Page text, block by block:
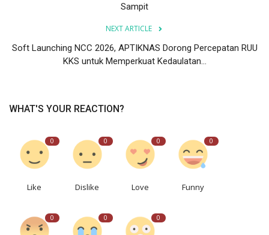
Sampit
NEXT ARTICLE
Soft Launching NCC 2026, APTIKNAS Dorong Percepatan RUU
KKS untuk Memperkuat Kedaulatan...
WHAT'S YOUR REACTION?
0
Like
0
Dislike
0
Love
0
Funny
0 0 0